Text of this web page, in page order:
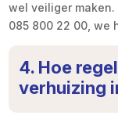
wel veiliger
085 800 22 00, we
4. Hoe
verhuizing